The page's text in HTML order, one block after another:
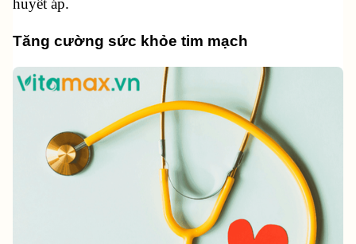
huyết áp.
Tăng cường sức khỏe tim mạch